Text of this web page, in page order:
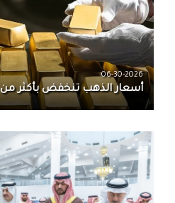
06-30-2026
أسعار الذهب تنخفض بأكثر من 1% وسط مخاوف..